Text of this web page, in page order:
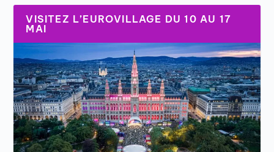
VISITEZ L’EUROVILLAGE DU 10 AU 17
MAI